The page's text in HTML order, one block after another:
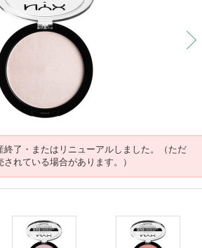
終了・またはリニューアルしました。（ただ
れている場合があります。）